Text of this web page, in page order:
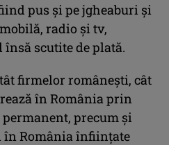
pus şi pe jgheaburi şi
radio şi tv,
scutite de plată.
firmelor româneşti, cât
în România prin
precum şi
în România înfiinţate